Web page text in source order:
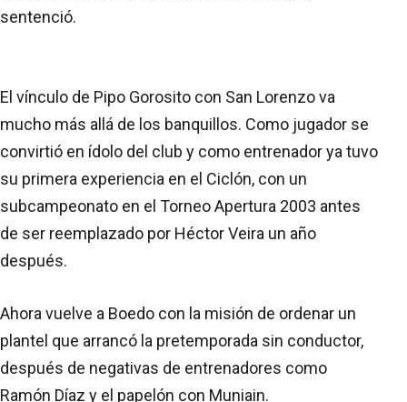
sentenció.
El vínculo de Pipo Gorosito con San Lorenzo va
mucho más allá de los banquillos. Como jugador se
convirtió en ídolo del club y como entrenador ya tuvo
su primera experiencia en el Ciclón, con un
subcampeonato en el Torneo Apertura 2003 antes
de ser reemplazado por Héctor Veira un año
después.
Ahora vuelve a Boedo con la misión de ordenar un
plantel que arrancó la pretemporada sin conductor,
después de negativas de entrenadores como
Ramón Díaz y el papelón con Muniain.